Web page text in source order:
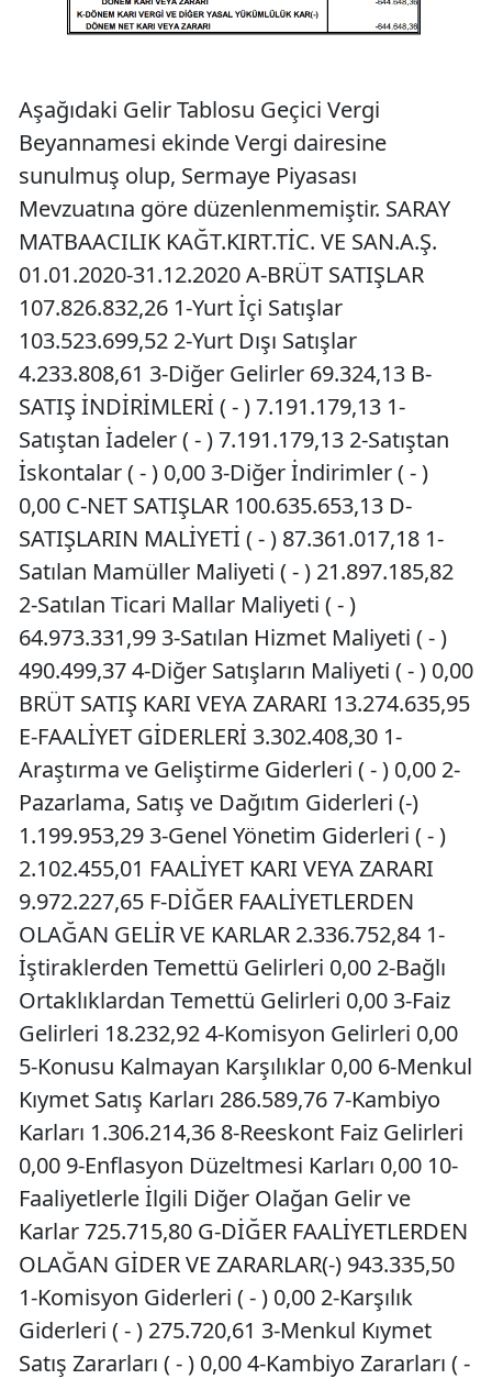
Aşağıdaki Gelir Tablosu Geçici Vergi
Beyannamesi ekinde Vergi dairesine
sunulmuş olup, Sermaye Piyasası
Mevzuatına göre düzenlenmemiştir. SARAY
MATBAACILIK KAĞT.KIRT.TİC. VE SAN.A.Ş.
01.01.2020-31.12.2020 A-BRÜT SATIŞLAR
107.826.832,26 1-Yurt İçi Satışlar
103.523.699,52 2-Yurt Dışı Satışlar
4.233.808,61 3-Diğer Gelirler 69.324,13 B-
SATIŞ İNDİRİMLERİ ( - ) 7.191.179,13 1-
Satıştan İadeler ( - ) 7.191.179,13 2-Satıştan
İskontalar ( - ) 0,00 3-Diğer İndirimler ( - )
0,00 C-NET SATIŞLAR 100.635.653,13 D-
SATIŞLARIN MALİYETİ ( - ) 87.361.017,18 1-
Satılan Mamüller Maliyeti ( - ) 21.897.185,82
2-Satılan Ticari Mallar Maliyeti ( - )
64.973.331,99 3-Satılan Hizmet Maliyeti ( - )
490.499,37 4-Diğer Satışların Maliyeti ( - ) 0,00
BRÜT SATIŞ KARI VEYA ZARARI 13.274.635,95
E-FAALİYET GİDERLERİ 3.302.408,30 1-
Araştırma ve Geliştirme Giderleri ( - ) 0,00 2-
Pazarlama, Satış ve Dağıtım Giderleri (-)
1.199.953,29 3-Genel Yönetim Giderleri ( - )
2.102.455,01 FAALİYET KARI VEYA ZARARI
9.972.227,65 F-DİĞER FAALİYETLERDEN
OLAĞAN GELİR VE KARLAR 2.336.752,84 1-
İştiraklerden Temettü Gelirleri 0,00 2-Bağlı
Ortaklıklardan Temettü Gelirleri 0,00 3-Faiz
Gelirleri 18.232,92 4-Komisyon Gelirleri 0,00
5-Konusu Kalmayan Karşılıklar 0,00 6-Menkul
Kıymet Satış Karları 286.589,76 7-Kambiyo
Karları 1.306.214,36 8-Reeskont Faiz Gelirleri
0,00 9-Enflasyon Düzeltmesi Karları 0,00 10-
Faaliyetlerle İlgili Diğer Olağan Gelir ve
Karlar 725.715,80 G-DİĞER FAALİYETLERDEN
OLAĞAN GİDER VE ZARARLAR(-) 943.335,50
1-Komisyon Giderleri ( - ) 0,00 2-Karşılık
Giderleri ( - ) 275.720,61 3-Menkul Kıymet
Satış Zararları ( - ) 0,00 4-Kambiyo Zararları ( -